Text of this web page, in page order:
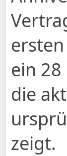
ein
die
zeigt.